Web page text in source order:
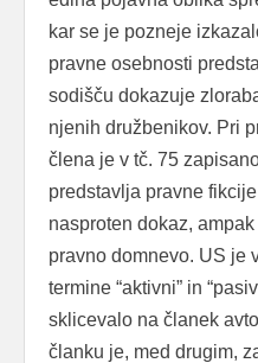
kar se je pozneje
pravne osebnosti
sodišču dokazuje
njenih družbenikov. Pri
člena je v tč. 75
predstavlja pravne
nasproten dokaz,
pravno domnevo. US je
termine “aktivni” in
sklicevalo na članek
članku je, med drugim,